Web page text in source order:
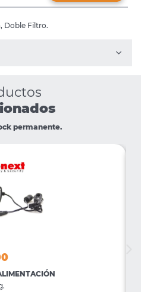
Doble Filtro.
permanente.